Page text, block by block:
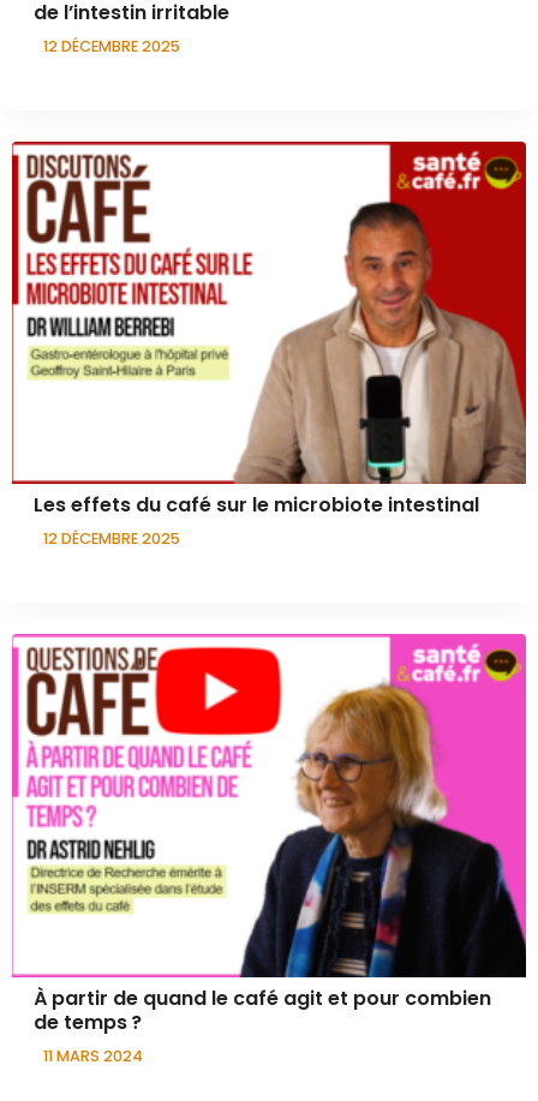
de l’intestin irritable
12 DÉCEMBRE 2025
Les effets du café sur le microbiote intestinal
12 DÉCEMBRE 2025
À partir de quand le café agit et pour combien
de temps ?
11 MARS 2024